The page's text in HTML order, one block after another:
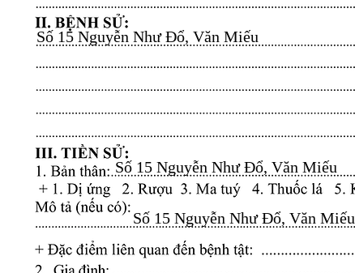
Số 15 Nguyễn Như Đổ, Văn Miếu​​​​
Số 15 Nguyễn Như Đổ, Văn Miếu​​​​
Số 15 Nguyễn Như Đổ, Văn Miếu​​​​